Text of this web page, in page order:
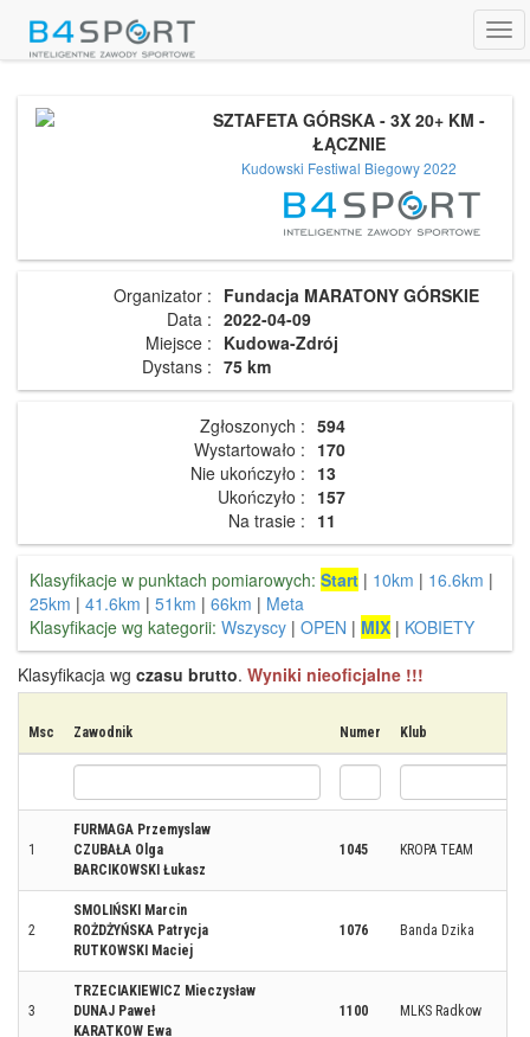
SZTAFETA GÓRSKA - 3X 20+ KM -
ŁĄCZNIE
Kudowski Festiwal Biegowy 2022
Organizator : Fundacja MARATONY GÓRSKIE
Data : 2022-04-09
Miejsce : Kudowa-Zdrój
Dystans : 75 km
Zgłoszonych : 594
Wystartowało : 170
Nie ukończyło : 13
Ukończyło : 157
Na trasie : 11
Klasyfikacje w punktach pomiarowych: Start | 10km | 16.6km |
25km | 41.6km | 51km | 66km | Meta
Klasyfikacje wg kategorii: Wszyscy | OPEN | MIX | KOBIETY
Klasyfikacja wg czasu brutto. Wyniki nieoficjalne !!!
Msc Zawodnik Numer Klub
1
FURMAGA Przemyslaw
CZUBAŁA Olga
BARCIKOWSKI Łukasz
1045 KROPA TEAM
2
SMOLIŃSKI Marcin
ROŻDŻYŃSKA Patrycja
RUTKOWSKI Maciej
1076 Banda Dzika
3
TRZECIAKIEWICZ Mieczysław
DUNAJ Paweł
KARATKOW Ewa
1100 MLKS Radkow